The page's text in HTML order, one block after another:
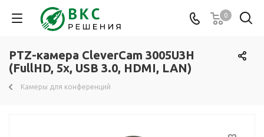
0
PTZ-камера CleverCam 3005U3H
(FullHD, 5x, USB 3.0, HDMI, LAN)
Камеры для конференций